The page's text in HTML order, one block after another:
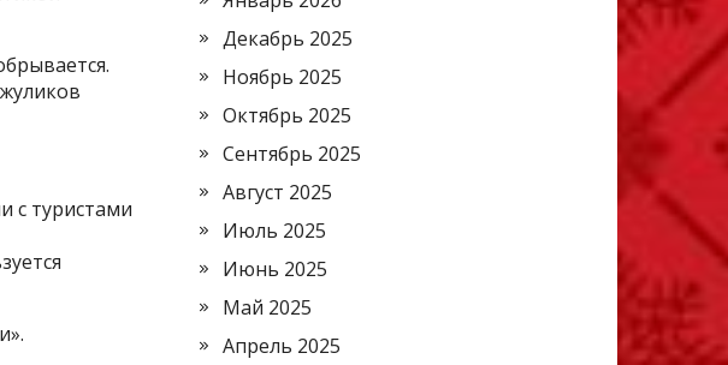
с туристами
Декабрь 2025
Ноябрь 2025
Октябрь 2025
Сентябрь 2025
Август 2025
Июль 2025
Июнь 2025
Май 2025
Апрель 2025